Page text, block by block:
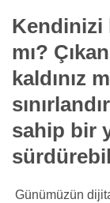
Kendinizi
mı?
kaldınız
sahip bir
Günümüzün